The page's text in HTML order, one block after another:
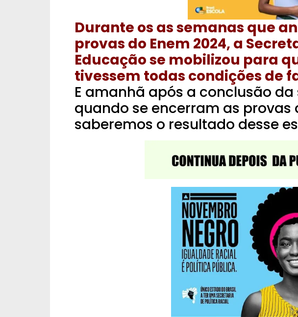
Durante os as semanas que
provas do Enem 2024, a
Educação se mobilizou para
tivessem todas condições de
E amanhã após a conclusão
quando se encerram as provas
saberemos o resultado desse